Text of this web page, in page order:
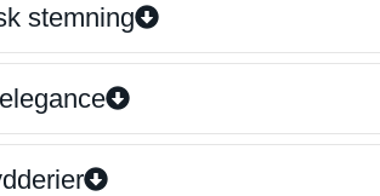
stemning